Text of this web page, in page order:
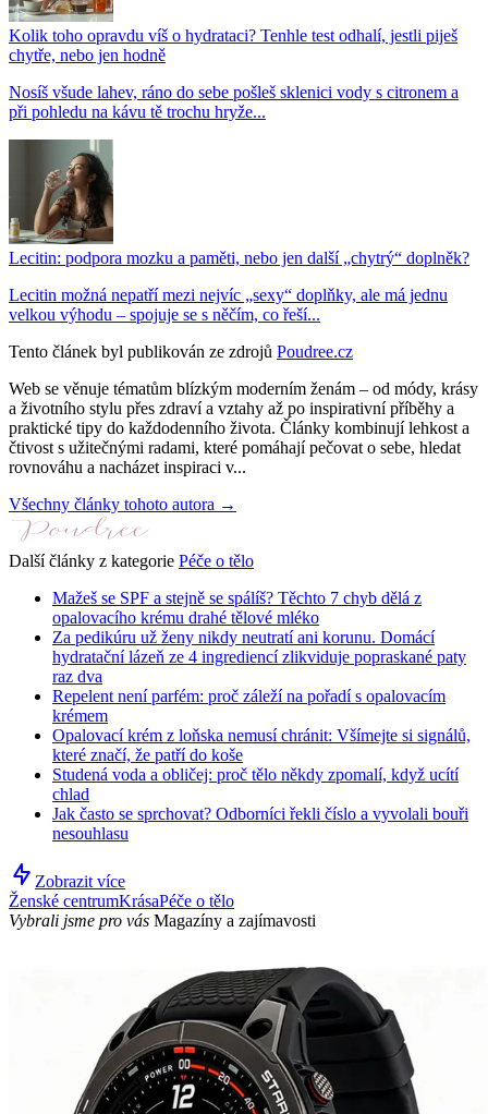
Kolik toho opravdu víš o hydrataci? Tenhle test odhalí, jestli piješ
chytře, nebo jen hodně
Nosíš všude lahev, ráno do sebe pošleš sklenici vody s citronem a
při pohledu na kávu tě trochu hryže...
Lecitin: podpora mozku a paměti, nebo jen další „chytrý“ doplněk?
Lecitin možná nepatří mezi nejvíc „sexy“ doplňky, ale má jednu
velkou výhodu – spojuje se s něčím, co řeší...
Tento článek byl publikován ze zdrojů Poudree.cz
Web se věnuje tématům blízkým moderním ženám – od módy, krásy
a životního stylu přes zdraví a vztahy až po inspirativní příběhy a
praktické tipy do každodenního života. Články kombinují lehkost a
čtivost s užitečnými radami, které pomáhají pečovat o sebe, hledat
rovnováhu a nacházet inspiraci v...
Všechny články tohoto autora →
Další články z kategorie Péče o tělo
Mažeš se SPF a stejně se spálíš? Těchto 7 chyb dělá z
opalovacího krému drahé tělové mléko
Za pedikúru už ženy nikdy neutratí ani korunu. Domácí
hydratační lázeň ze 4 ingrediencí zlikviduje popraskané paty
raz dva
Repelent není parfém: proč záleží na pořadí s opalovacím
krémem
Opalovací krém z loňska nemusí chránit: Všímejte si signálů,
které značí, že patří do koše
Studená voda a obličej: proč tělo někdy zpomalí, když ucítí
chlad
Jak často se sprchovat? Odborníci řekli číslo a vyvolali bouři
nesouhlasu
Zobrazit více
Ženské centrumKrásaPéče o tělo
Vybrali jsme pro vás Magazíny a zajímavosti